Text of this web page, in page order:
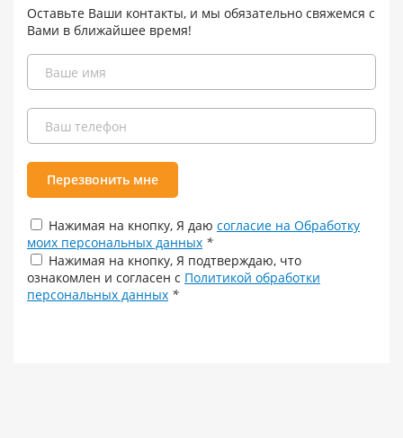
Оставьте Ваши контакты, и мы обязательно свяжемся с
Вами в ближайшее время!
Перезвонить мне
Нажимая на кнопку, Я даю согласие на Обработку
моих персональных данных *
Нажимая на кнопку, Я подтверждаю, что
ознакомлен и согласен с Политикой обработки
персональных данных *